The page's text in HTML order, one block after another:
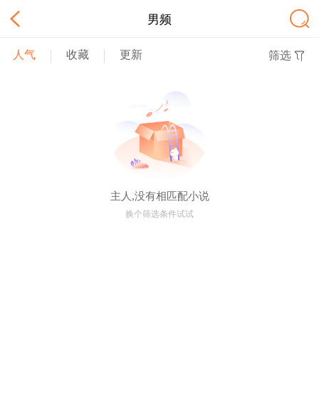
男频
人气 收藏 更新 筛选
主人,没有相匹配小说
换个筛选条件试试